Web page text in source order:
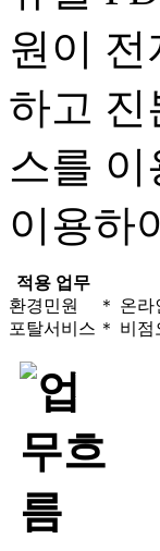
원이
하고 진
스를
이용하
적용 업무
환경민원
포탈서비스
＊ 온
＊ 비